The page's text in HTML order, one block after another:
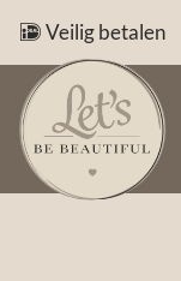
Veilig betalen